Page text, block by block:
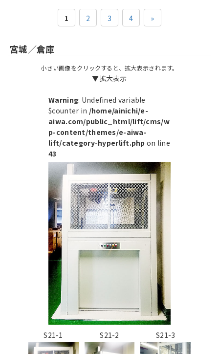
1 2 3 4 »
宮城／倉庫
小さい画像をクリックすると、拡大表示されます。
▼拡大表示
Warning: Undefined variable
$counter in /home/ainichi/e-
aiwa.com/public_html/lift/cms/w
p-content/themes/e-aiwa-
lift/category-hyperlift.php on line
43
S21-1 S21-2 S21-3